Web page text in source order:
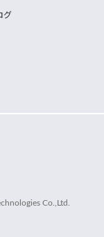
グ
Co.,Ltd.